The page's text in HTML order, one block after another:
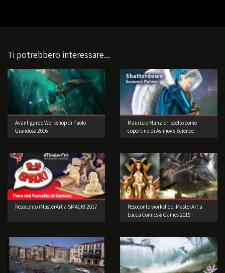
Ti potrebbero interessare...
Avant-garde Workshop di Paolo
Giandoso 2016
Maurizio Manzieri scelto come
copertina di Asimov’s Science
Resoconto iMasterArt a SMACK! 2017
Resoconto workshop iMasterArt a
Lucca Comics & Games 2015